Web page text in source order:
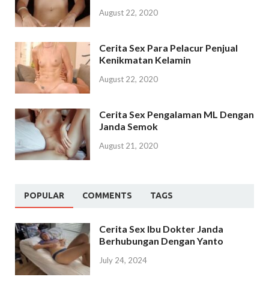
August 22, 2020
Cerita Sex Para Pelacur Penjual
Kenikmatan Kelamin
August 22, 2020
Cerita Sex Pengalaman ML Dengan
Janda Semok
August 21, 2020
POPULAR COMMENTS TAGS
Cerita Sex Ibu Dokter Janda
Berhubungan Dengan Yanto
July 24, 2024